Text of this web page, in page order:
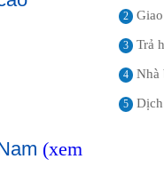
(xem
2
3 Trả
4 Nhà
5